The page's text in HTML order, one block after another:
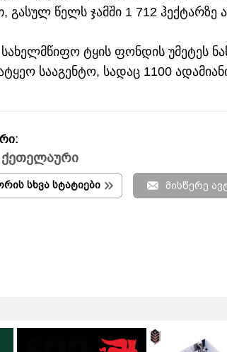
გასულ წელს ჯამში 1 712 ჰექტარზე
ტყის ფონდის უმეტეს
სააგენტო, სადაც 1100
ქეთელაური
სხვა სტატიები მისწერე